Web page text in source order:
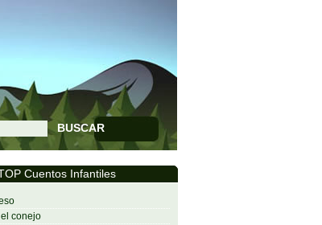
BUSCAR
Cuentos Infantiles
conejo